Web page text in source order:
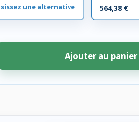
une alternative 564,38 €
Ajouter au panier